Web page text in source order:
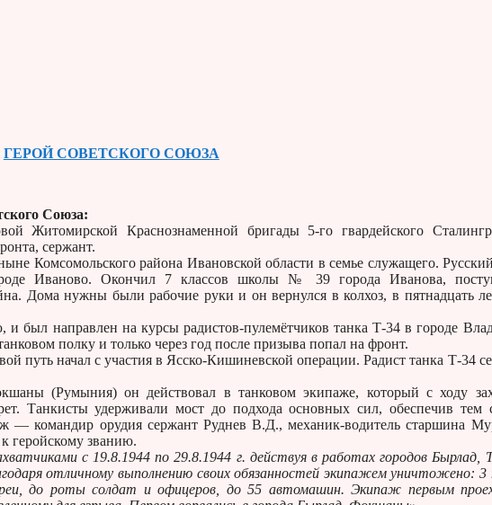
ГЕРОЙ СОВЕТСКОГО СОЮЗА
Союза:
Житомирской Краснознаменной бригады 5-го гвардейского
сержант.
Комсомольского района Ивановской области в семье служащего.
Иваново. Окончил 7 классов школы № 39 города Иванова,
Дома нужны были рабочие руки и он вернулся в колхоз, в пятнадцать
направлен на курсы радистов-пулемётчиков танка Т-34 в городе
полку и только через год после призыва попал на фронт.
путь начал с участия в Ясско-Кишиневской операции. Радист танка Т-34
(Румыния) он действовал в танковом экипаже, который с ходу
Танкисты удерживали мост до подхода основных сил, обеспечив тем
— командир орудия сержант Руднев В.Д., механик-водитель старшина
геройскому званию.
с 19.8.1944 по 29.8.1944 г. действуя в работах городов Бырлад,
отличному выполнению своих обязанностей экипажем уничтожено: 3
до роты солдат и офицеров, до 55 автомашин. Экипаж первым